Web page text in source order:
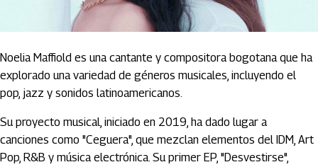
Noelia Maffiold es una cantante y compositora bogotana que ha
explorado una variedad de géneros musicales, incluyendo el
pop, jazz y sonidos latinoamericanos.
Su proyecto musical, iniciado en 2019, ha dado lugar a
canciones como "Ceguera", que mezclan elementos del IDM, Art
Pop, R&B y música electrónica. Su primer EP, "Desvestirse",